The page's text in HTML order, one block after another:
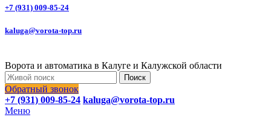
+7 (931) 009-85-24
kaluga@vorota-top.ru
Ворота и автоматика в Калуге и Калужской области
Поиск
Обратный звонок
+7 (931) 009-85-24 kaluga@vorota-top.ru
Меню